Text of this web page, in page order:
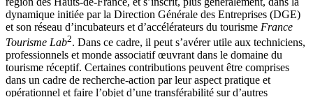
dynamique initiée par la Direction Générale des Entreprises (DGE)
et son réseau d’incubateurs et d’accélérateurs du tourisme France
Tourisme Lab2. Dans ce cadre, il peut s’avérer utile aux techniciens,
professionnels et monde associatif œuvrant dans le domaine du
tourisme réceptif. Certaines contributions peuvent être comprises
dans un cadre de recherche-action par leur aspect pratique et
opérationnel et faire l’objet d’une transférabilité sur d’autres